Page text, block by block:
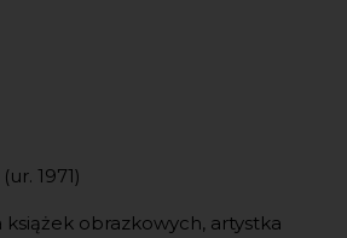
(ur. 1971)
obrazkowych, artystka